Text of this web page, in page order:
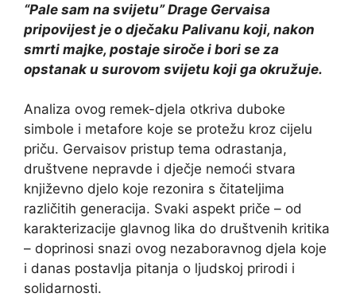
“Pale sam na svijetu” Drage Gervaisa
pripovijest je o dječaku Palivanu koji, nakon
smrti majke, postaje siroče i bori se za
opstanak u surovom svijetu koji ga okružuje.
Analiza ovog remek-djela otkriva duboke
simbole i metafore koje se protežu kroz cijelu
priču. Gervaisov pristup tema odrastanja,
društvene nepravde i dječje nemoći stvara
književno djelo koje rezonira s čitateljima
različitih generacija. Svaki aspekt priče – od
karakterizacije glavnog lika do društvenih kritika
– doprinosi snazi ovog nezaboravnog djela koje
i danas postavlja pitanja o ljudskoj prirodi i
solidarnosti.